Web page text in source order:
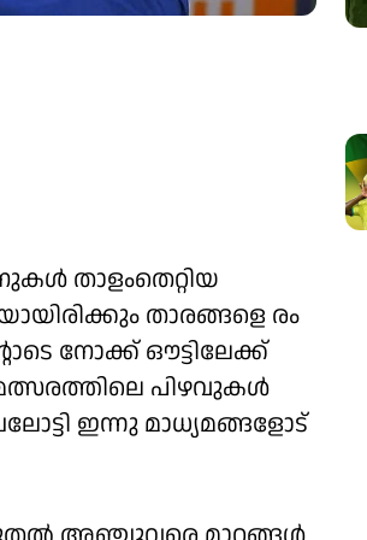
താളംതെറ്റിയ
താരങ്ങളെ രം​
നോക്ക് ഔട്ടിലേക്ക്
പിഴവുകൾ
ഇന്നു മാധ്യമങ്ങളോട്